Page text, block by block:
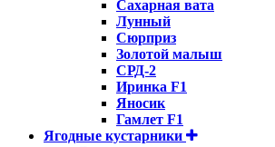
Сахарная вата
Лунный
Сюрприз
Золотой малыш
СРД-2
Иринка F1
Яносик
Гамлет F1
Ягодные кустарники